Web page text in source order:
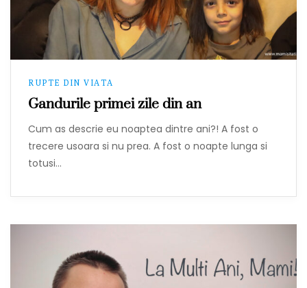
RUPTE DIN VIATA
Gandurile primei zile din an
Cum as descrie eu noaptea dintre ani?! A fost o
trecere usoara si nu prea. A fost o noapte lunga si
totusi…